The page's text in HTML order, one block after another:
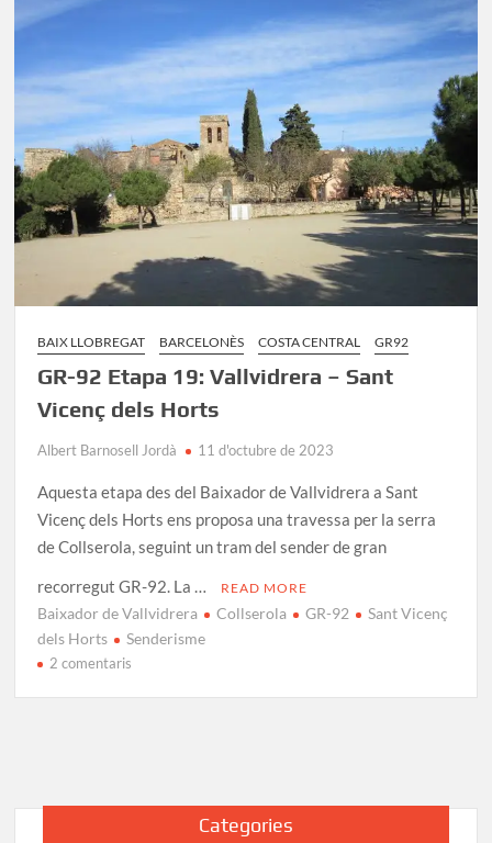
Vallvidrera
BAIX LLOBREGAT BARCELONÈS COSTA CENTRAL GR92
GR-92 Etapa 19: Vallvidrera – Sant
Vicenç dels Horts
Albert Barnosell Jordà 11 d'octubre de 2023
Aquesta etapa des del Baixador de Vallvidrera a Sant
Vicenç dels Horts ens proposa una travessa per la serra
de Collserola, seguint un tram del sender de gran
recorregut GR-92. La …
READ MORE
Baixador de Vallvidrera Collserola GR-92
Sant Vicenç
dels Horts
Senderisme
2 comentaris
–
Categories